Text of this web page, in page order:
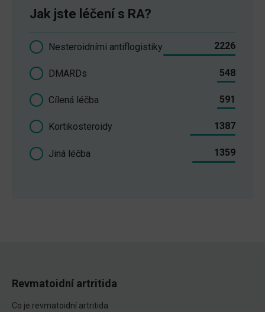
Jak jste léčení s RA?
Nesteroidními antiflogistiky 2226
DMARDs 548
Cílená léčba 591
Kortikosteroidy 1387
Jiná léčba 1359
Revmatoidní artritida
Co je revmatoidní artritida